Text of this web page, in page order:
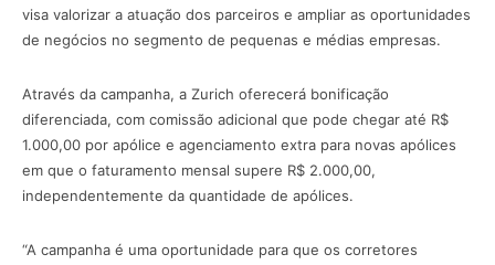
visa valorizar a atuação dos parceiros e ampliar as oportunidades
de negócios no segmento de pequenas e médias empresas.
Através da campanha, a Zurich oferecerá bonificação
diferenciada, com comissão adicional que pode chegar até R$
1.000,00 por apólice e agenciamento extra para novas apólices
em que o faturamento mensal supere R$ 2.000,00,
independentemente da quantidade de apólices.
“A campanha é uma oportunidade para que os corretores